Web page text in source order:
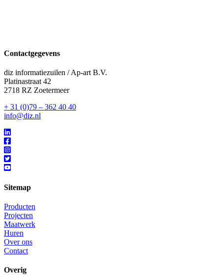
Contactgegevens
diz informatiezuilen / Ap-art B.V.
Platinastraat 42
2718 RZ Zoetermeer
+ 31 (0)79 – 362 40 40
info@diz.nl
Sitemap
Producten
Projecten
Maatwerk
Huren
Over ons
Contact
Overig